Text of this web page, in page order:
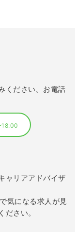
ください。お電話
18:00
ャリアアドバイザ
気になる求人が見
さい。